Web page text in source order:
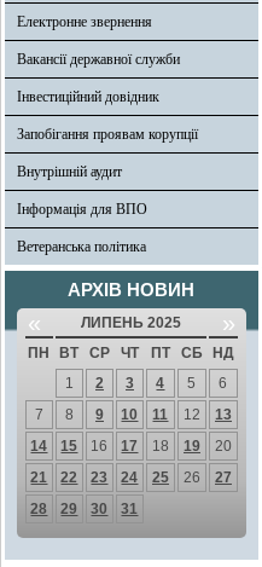
Електронне звернення
Вакансії державної служби
Інвестиційний довідник
Запобігання проявам корупції
Внутрішній аудит
Інформація для ВПО
Ветеранська політика
АРХІВ НОВИН
« ЛИПЕНЬ 2025 »
ПН ВТ СР ЧТ ПТ СБ
НД
1
2 3 4 5
6
7
8 9 10 11 12
13
14
15 16 17 18 19
20
21
22 23 24 25 26
27
28
29 30 31